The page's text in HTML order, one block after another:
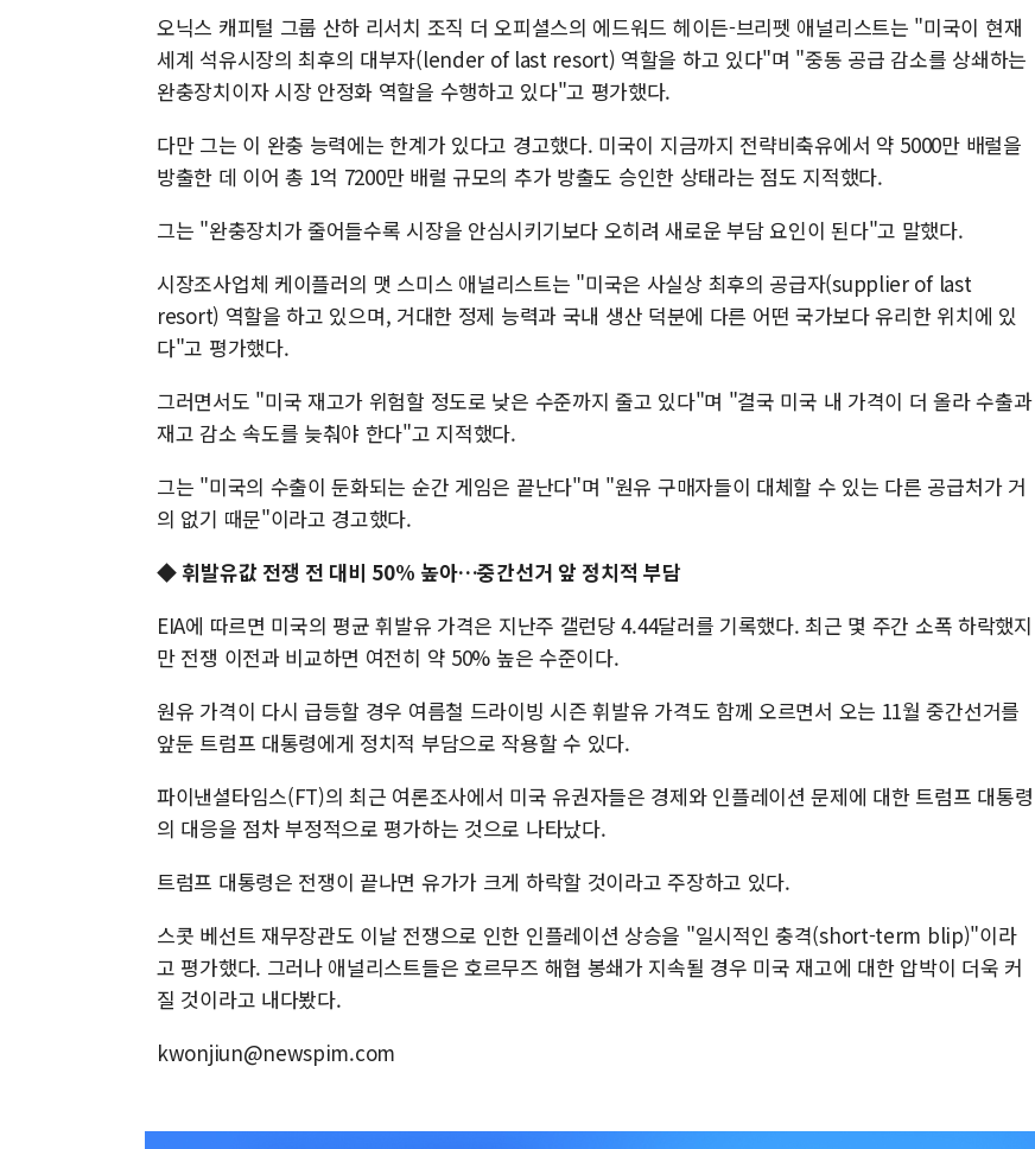
오닉스 캐피털 그룹 산하 리서치 조직 더 오피셜스의 에드워드 헤이든-브리펫 애널리스트는 "미국이 현재
세계 석유시장의 최후의 대부자(lender of last resort) 역할을 하고 있다"며 "중동 공급 감소를 상쇄하는
완충장치이자 시장 안정화 역할을 수행하고 있다"고 평가했다.
다만 그는 이 완충 능력에는 한계가 있다고 경고했다. 미국이 지금까지 전략비축유에서 약 5000만 배럴을
방출한 데 이어 총 1억 7200만 배럴 규모의 추가 방출도 승인한 상태라는 점도 지적했다.
그는 "완충장치가 줄어들수록 시장을 안심시키기보다 오히려 새로운 부담 요인이 된다"고 말했다.
시장조사업체 케이플러의 맷 스미스 애널리스트는 "미국은 사실상 최후의 공급자(supplier of last
resort) 역할을 하고 있으며, 거대한 정제 능력과 국내 생산 덕분에 다른 어떤 국가보다 유리한 위치에 있
다"고 평가했다.
그러면서도 "미국 재고가 위험할 정도로 낮은 수준까지 줄고 있다"며 "결국 미국 내 가격이 더 올라 수출과
재고 감소 속도를 늦춰야 한다"고 지적했다.
그는 "미국의 수출이 둔화되는 순간 게임은 끝난다"며 "원유 구매자들이 대체할 수 있는 다른 공급처가 거
의 없기 때문"이라고 경고했다.
◆ 휘발유값 전쟁 전 대비 50% 높아…중간선거 앞 정치적 부담
EIA에 따르면 미국의 평균 휘발유 가격은 지난주 갤런당 4.44달러를 기록했다. 최근 몇 주간 소폭 하락했지
만 전쟁 이전과 비교하면 여전히 약 50% 높은 수준이다.
원유 가격이 다시 급등할 경우 여름철 드라이빙 시즌 휘발유 가격도 함께 오르면서 오는 11월 중간선거를
앞둔 트럼프 대통령에게 정치적 부담으로 작용할 수 있다.
파이낸셜타임스(FT)의 최근 여론조사에서 미국 유권자들은 경제와 인플레이션 문제에 대한 트럼프 대통령
의 대응을 점차 부정적으로 평가하는 것으로 나타났다.
트럼프 대통령은 전쟁이 끝나면 유가가 크게 하락할 것이라고 주장하고 있다.
스콧 베선트 재무장관도 이날 전쟁으로 인한 인플레이션 상승을 "일시적인 충격(short-term blip)"이라
고 평가했다. 그러나 애널리스트들은 호르무즈 해협 봉쇄가 지속될 경우 미국 재고에 대한 압박이 더욱 커
질 것이라고 내다봤다.
kwonjiun@newspim.com